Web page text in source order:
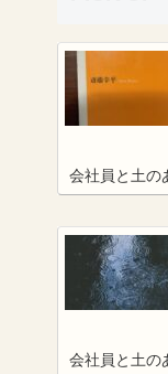
会社員と土の
会社員と土の